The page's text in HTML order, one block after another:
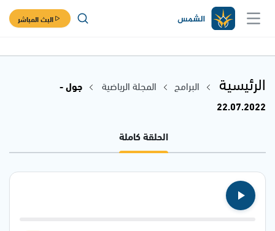
البث المباشر
الرئيسية البرامج المجلة الرياضية
جول -
22.07.2022
الحلقة كاملة